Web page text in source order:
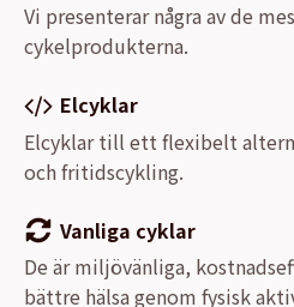
Vi presenterar några av de
cykelprodukterna.
Elcyklar
Elcyklar till ett flexibelt
och fritidscykling.
Vanliga cyklar
De är miljövänliga,
bättre hälsa genom fysisk